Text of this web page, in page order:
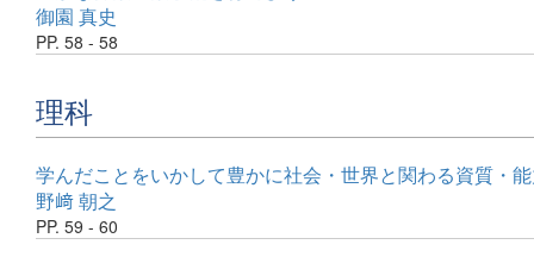
御園 真史
PP. 58 - 58
理科
学んだことをいかして豊かに社会・世界と関わる資質・
野﨑 朝之
PP. 59 - 60